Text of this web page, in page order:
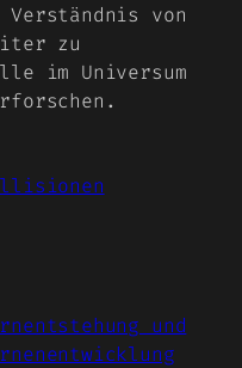
von
zu
im Universum
und